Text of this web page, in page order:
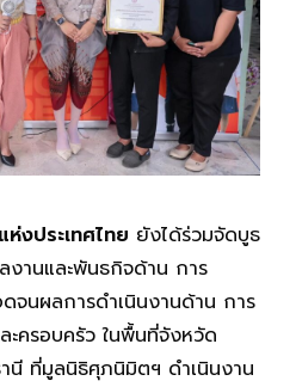
งประเทศไทย ยังได้ร่วมจัดบูธ
งานและพันธกิจด้าน การ
นผลการดำเนินงานด้าน การ
รอบครัว ในพื้นที่จังหวัด
นี ที่มูลนิธิศุภนิมิตฯ ดำเนินงาน